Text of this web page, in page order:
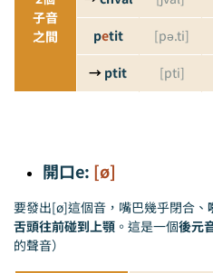
子音
之間
petit
[pə.ti]
→ ptit [pti]
開口e: [ø]
要發出[ø]這個音，嘴巴幾乎閉合、
舌頭往前碰到上顎 。這是一個後元
的聲音）